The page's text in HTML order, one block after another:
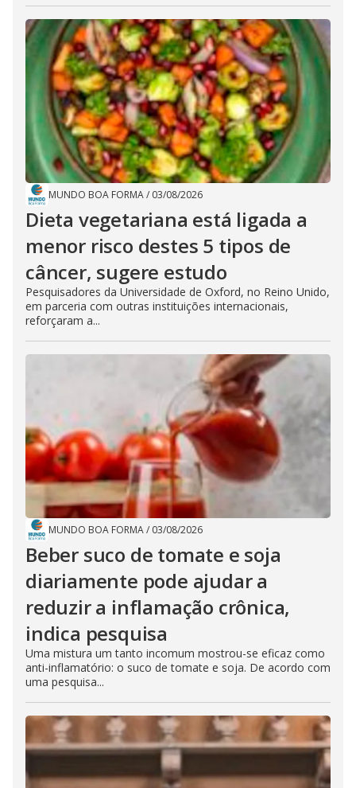
MUNDO BOA FORMA/ 03/08/2026
Dieta vegetariana está ligada a
menor risco destes 5 tipos de
câncer, sugere estudo
Pesquisadores da Universidade de Oxford, no Reino Unido,
em parceria com outras instituições internacionais,
reforçaram a...
MUNDO BOA FORMA/ 03/08/2026
Beber suco de tomate e soja
diariamente pode ajudar a
reduzir a inflamação crônica,
indica pesquisa
Uma mistura um tanto incomum mostrou-se eficaz como
anti-inflamatório: o suco de tomate e soja. De acordo com
uma pesquisa...